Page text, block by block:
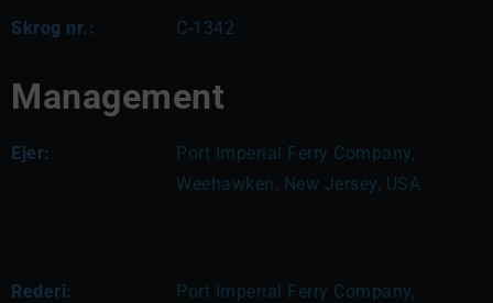
Skrog nr.: C-1342
Management
Ejer:
Port Imperial Ferry Company,
Weehawken, New Jersey, USA
Rederi:
Port Imperial Ferry Company,